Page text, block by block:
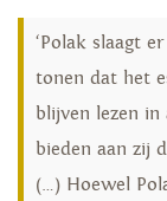
‘Polak slaagt
tonen dat het
blijven lezen
bieden aan zij
(…) Hoewel